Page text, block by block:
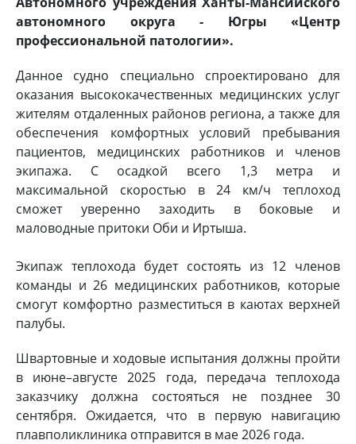
автономного округа - Югры «Центр
профессиональной патологии».
Данное судно специально спроектировано для
оказания высококачественных медицинских услуг
жителям отдаленных районов региона, а также для
обеспечения комфортных условий пребывания
пациентов, медицинских работников и членов
экипажа. С осадкой всего 1,3 метра и
максимальной скоростью в 24 км/ч теплоход
сможет уверенно заходить в боковые и
маловодные притоки Оби и Иртыша.
Экипаж теплохода будет состоять из 12 членов
команды и 26 медицинских работников, которые
смогут комфортно разместиться в каютах верхней
палубы.
Швартовные и ходовые испытания должны пройти
в июне–августе 2025 года, передача теплохода
заказчику должна состояться не позднее 30
сентября. Ожидается, что в первую навигацию
плавполиклиника отправится в мае 2026 года.